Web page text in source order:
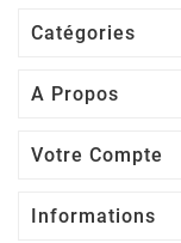
Catégories
A Propos
Votre Compte
Informations